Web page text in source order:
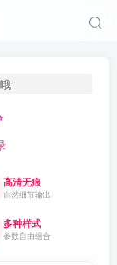
高清无痕
自然细节输出
多种样式
参数自由组合